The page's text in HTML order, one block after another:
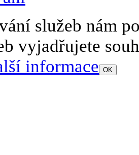
služeb nám
vyjadřujete
informace